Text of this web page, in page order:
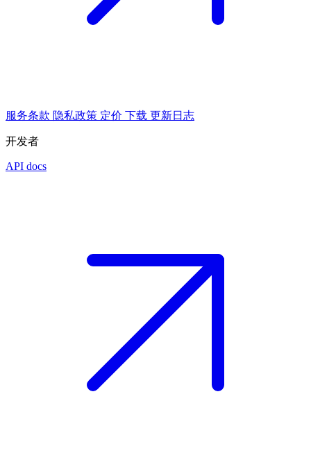
服务条款 隐私政策 定价 下载 更新日志
开发者
API docs